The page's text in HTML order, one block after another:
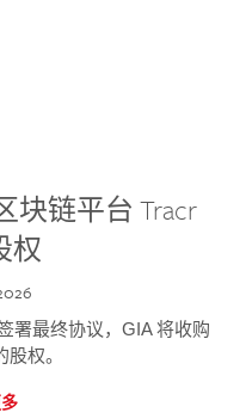
块链平台 Tracr
权
署最终协议，GIA 将收购
权。